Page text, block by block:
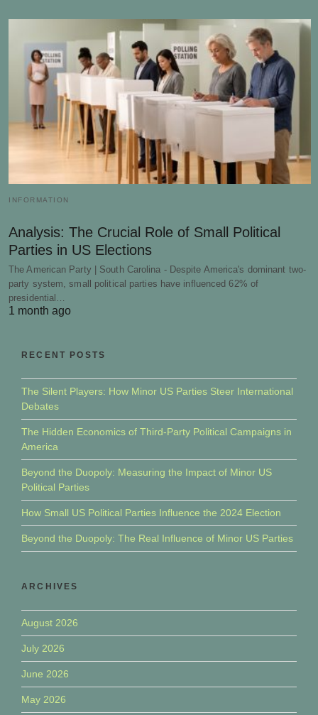
INFORMATION
Analysis: The Crucial Role of Small Political
Parties in US Elections
The American Party | South Carolina - Despite America's dominant two-
party system, small political parties have influenced 62% of
presidential…
1 month ago
RECENT POSTS
The Silent Players: How Minor US Parties Steer International
Debates
The Hidden Economics of Third-Party Political Campaigns in
America
Beyond the Duopoly: Measuring the Impact of Minor US
Political Parties
How Small US Political Parties Influence the 2024 Election
Beyond the Duopoly: The Real Influence of Minor US Parties
ARCHIVES
August 2026
July 2026
June 2026
May 2026